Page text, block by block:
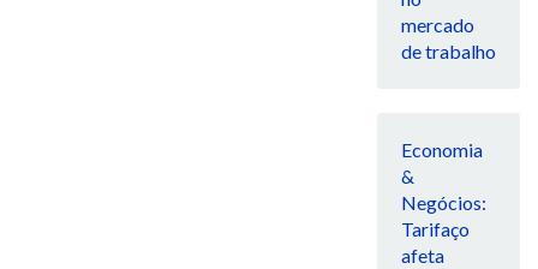
mercado
de trabalho
Economia
&
Negócios:
Tarifaço
afeta